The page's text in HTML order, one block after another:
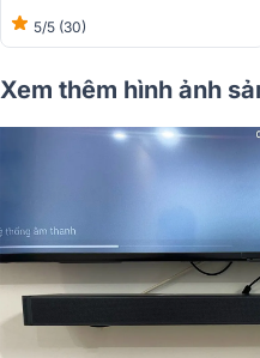
5/5 (30)
Xem thêm hình ảnh